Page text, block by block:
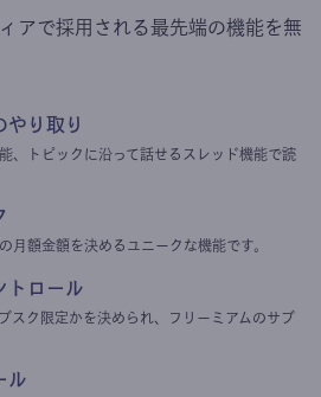
アで採用される最先端の機能を無
やり取り
、トピックに沿って話せるスレッド機能で読
月額金額を決めるユニークな機能です。
トロール
スク限定かを決められ、フリーミアムのサブ
ル